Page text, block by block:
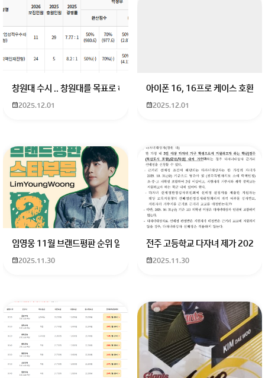
회원가입 혹은 광고 [X]를 누르면 내용이 보입니다
창원대 수시 .. 창원대를 목표로 하고 있는 09년생입니다 지금 제 내신이 5
2025.12.01
아이폰 16, 16프로 케이스 호환
2025.12.01
임영웅 11월 브랜드평판 순위 알고싶어요 임영웅 11월 브랜드평판에서
2025.11.30
전주 고등학교 다자녀 제가 2027
2025.11.30